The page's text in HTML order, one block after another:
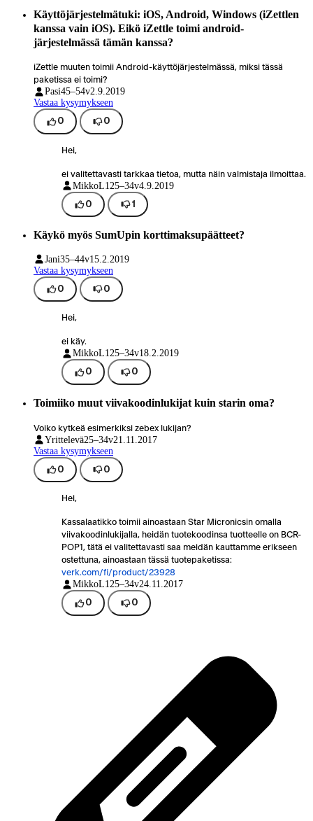
Käyttöjärjestelmätuki: iOS, Android, Windows (iZettlen
kanssa vain iOS). Eikö iZettle toimi android-
järjestelmässä tämän kanssa?
iZettle muuten toimii Android-käyttöjärjestelmässä, miksi tässä
paketissa ei toimi?
Pasi45–54v2.9.2019
Vastaa kysymykseen
0 0
Hei,
ei valitettavasti tarkkaa tietoa, mutta näin valmistaja ilmoittaa.
MikkoL1 25–34v4.9.2019
0 1
Käykö myös SumUpin korttimaksupäätteet?
Jani35–44v15.2.2019
Vastaa kysymykseen
0 0
Hei,
ei käy.
MikkoL125–34v18.2.2019
0 0
Toimiiko muut viivakoodinlukijat kuin starin oma?
Voiko kytkeä esimerkiksi zebex lukijan?
Yrittelevä25–34v21.11.2017
Vastaa kysymykseen
0 0
Hei,
Kassalaatikko toimii ainoastaan Star Micronicsin omalla
viivakoodinlukijalla, heidän tuotekoodinsa tuotteelle on BCR-
POP1, tätä ei valitettavasti saa meidän kauttamme erikseen
ostettuna, ainoastaan tässä tuotepaketissa:
verk.com/fi/product/23928
MikkoL125–34v24.11.2017
0 0